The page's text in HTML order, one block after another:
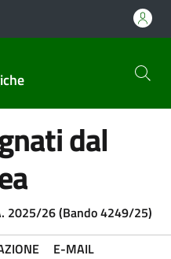
dal
2025/26 (Bando 4249/25)
E-MAIL